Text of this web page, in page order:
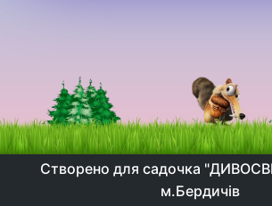
Створено для садочка
м.Бердичів